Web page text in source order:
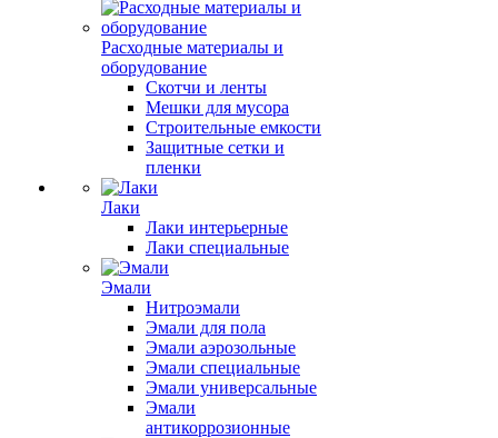
Расходные материалы и
оборудование
Скотчи и ленты
Мешки для мусора
Строительные емкости
Защитные сетки и
пленки
Лаки
Лаки интерьерные
Лаки специальные
Эмали
Нитроэмали
Эмали для пола
Эмали аэрозольные
Эмали специальные
Эмали универсальные
Эмали
антикоррозионные